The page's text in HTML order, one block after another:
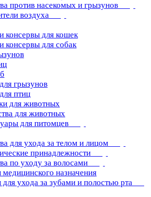
против насекомых и грызунов
воздуха
консервы для кошек
консервы для собак
грызунов
птиц
для животных
для животных
для питомцев
для ухода за телом и лицом
принадлежности
по уходу за волосами
назначения
ухода за зубами и полостью рта